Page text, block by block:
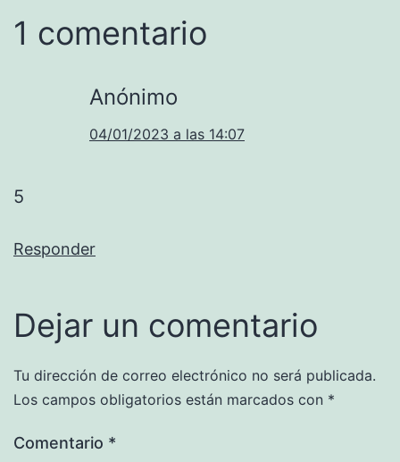
1 comentario
Anónimo
04/01/2023 a las 14:07
5
Responder
Dejar un comentario
Tu dirección de correo electrónico no será publicada.
Los campos obligatorios están marcados con *
Comentario *